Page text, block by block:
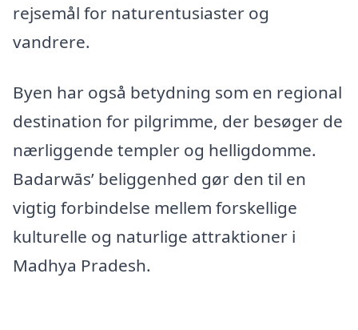
rejsemål for naturentusiaster og
vandrere.
Byen har også betydning som en regional
destination for pilgrimme, der besøger de
nærliggende templer og helligdomme.
Badarwās’ beliggenhed gør den til en
vigtig forbindelse mellem forskellige
kulturelle og naturlige attraktioner i
Madhya Pradesh.